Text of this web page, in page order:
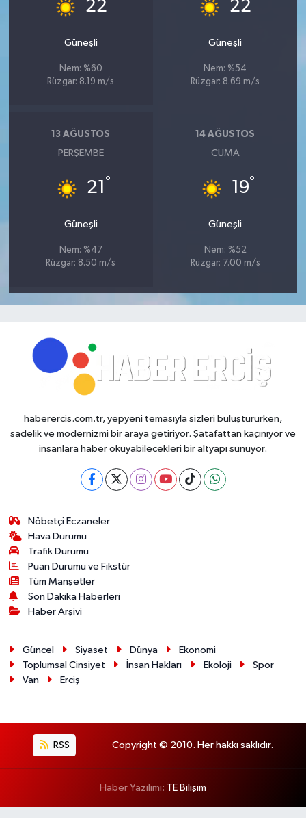
22
Güneşli
Nem: %60
Rüzgar: 8.19 m/s
22
Güneşli
Nem: %54
Rüzgar: 8.69 m/s
13 AĞUSTOS
PERŞEMBE
21 °
Güneşli
Nem: %47
Rüzgar: 8.50 m/s
14 AĞUSTOS
CUMA
19°
Güneşli
Nem: %52
Rüzgar: 7.00 m/s
haberercis.com.tr, yepyeni temasıyla sizleri buluştururken,
sadelik ve modernizmi bir araya getiriyor. Şatafattan kaçınıyor ve
insanlara haber okuyabilecekleri bir altyapı sunuyor.
Nöbetçi Eczaneler
Hava Durumu
Trafik Durumu
Puan Durumu ve Fikstür
Tüm Manşetler
Son Dakika Haberleri
Haber Arşivi
Güncel Siyaset Dünya
Ekonomi
Toplumsal Cinsiyet
İnsan Hakları Ekoloji
Spor
Van
Erciş
RSS Copyright © 2010. Her hakkı saklıdır.
Haber Yazılımı: TE Bilişim